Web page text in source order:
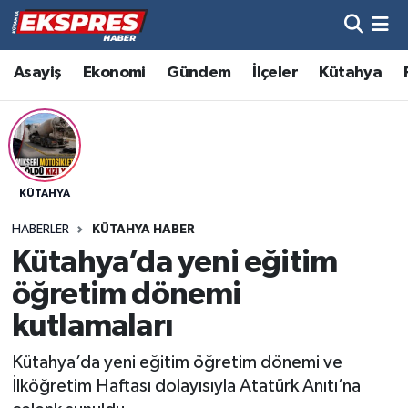
Asayiş Ekonomi Gündem İlçeler Kütahya
KÜTAHYA
HABERLER KÜTAHYA HABER
Kütahya’da yeni eğitim
öğretim dönemi
kutlamaları
Kütahya’da yeni eğitim öğretim dönemi ve
İlköğretim Haftası dolayısıyla Atatürk Anıtı’na
Altıntaş
Asayiş
Aslanapa
Bölge
Çavdarhisar
Dumlupınar
Hava Durumu
Trafik Durumu
Süper Lig Puan Durumu ve Fikstür
Son Dakika Haberleri
Haber Arşivi